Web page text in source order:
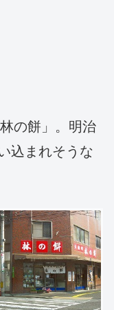
の餅」。明治
込まれそうな